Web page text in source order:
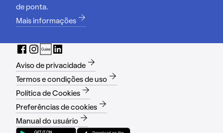
de ponta.
Mais informações
Aviso de privacidade
Termos e condições de uso
Política de Cookies
Preferências de cookies
Manual do usuário